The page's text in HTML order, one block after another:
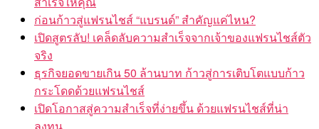
ก่อนก้าวสู่แฟรนไชส์ “แบรนด์” สำคัญแค่ไหน?
เปิดสูตรลับ! เคล็ดลับความสำเร็จจากเจ้าของแฟรนไชส์ตัว
จริง
ธุรกิจยอดขายเกิน 50 ล้านบาท ก้าวสู่การเติบโตแบบก้าว
กระโดดด้วยแฟรนไชส์
เปิดโอกาสสู่ความสำเร็จที่ง่ายขึ้น ด้วยแฟรนไชส์ที่น่า